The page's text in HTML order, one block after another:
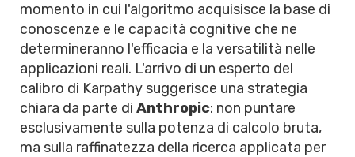
momento in cui l'algoritmo acquisisce la base di
conoscenze e le capacità cognitive che ne
determineranno l'efficacia e la versatilità nelle
applicazioni reali. L'arrivo di un esperto del
calibro di Karpathy suggerisce una strategia
chiara da parte di Anthropic: non puntare
esclusivamente sulla potenza di calcolo bruta,
ma sulla raffinatezza della ricerca applicata per